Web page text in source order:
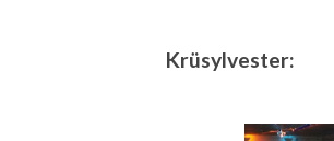
Krüsylvester: